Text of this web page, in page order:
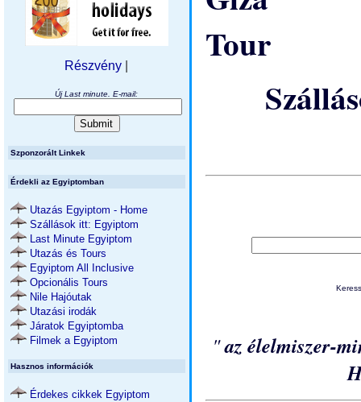
Részvény
Új Last minute. E-mail:
Szponzorált Linkek
Érdekli az Egyiptomban
Utazás Egyiptom - Home
Szállások itt: Egyiptom
Last Minute Egyiptom
Utazás és Tours
Egyiptom All Inclusive
Opcionális Tours
Nile Hajóutak
Utazási irodák
Járatok Egyiptomba
Filmek a Egyiptom
Hasznos információk
Érdekes cikkek Egyiptom
"az élelmiszer-